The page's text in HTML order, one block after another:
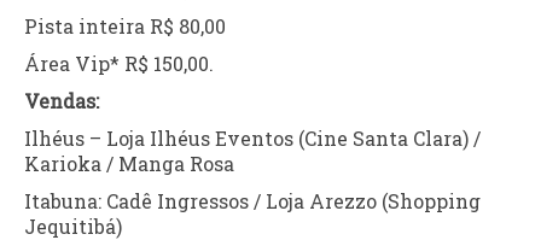
Pista inteira R$ 80,00
Área Vip* R$ 150,00.
Vendas:
Ilhéus – Loja Ilhéus Eventos (Cine Santa Clara) /
Karioka / Manga Rosa
Itabuna: Cadê Ingressos / Loja Arezzo (Shopping
Jequitibá)